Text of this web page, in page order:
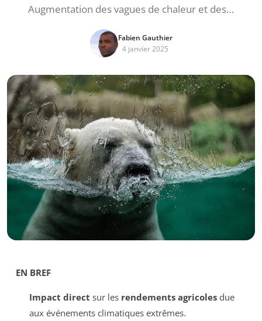
Augmentation des vagues de chaleur et des…
Fabien Gauthier
4 janvier 2025
EN BREF
Impact direct sur les rendements agricolesdue
aux événements climatiques extrêmes.